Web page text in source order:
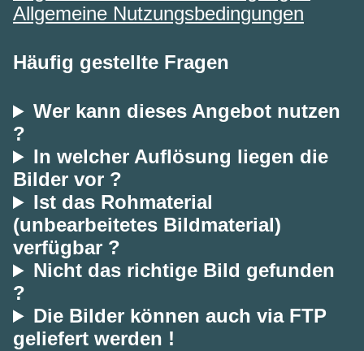
Allgemeine Nutzungsbedingungen
Häufig gestellte Fragen
Wer kann dieses Angebot nutzen
?
In welcher Auflösung liegen die
Bilder vor ?
Ist das Rohmaterial
(unbearbeitetes Bildmaterial)
verfügbar ?
Nicht das richtige Bild gefunden
?
Die Bilder können auch via FTP
geliefert werden !